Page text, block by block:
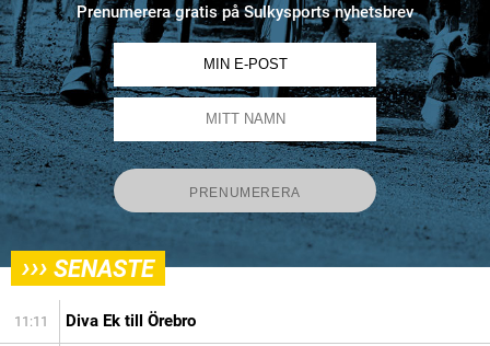
Prenumerera gratis på Sulkysports nyhetsbrev
››› SENASTE
11:11 Diva Ek till Örebro